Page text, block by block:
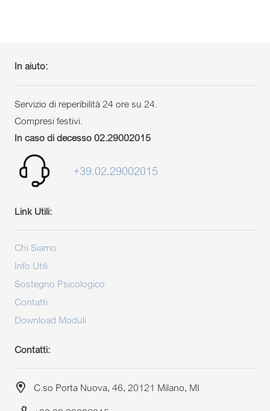
In aiuto:
Servizio di reperibilità 24 ore su 24.
Compresi festivi.
In caso di decesso 02.29002015
+39.02.29002015
Link Utili:
Chi Siamo
Info Utili
Sostegno Psicologico
Contatti
Download Moduli
Contatti:
C.so Porta Nuova, 46, 20121 Milano, MI